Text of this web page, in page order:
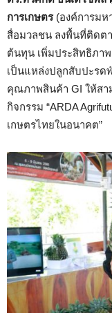
การเกษตร (องค์การม
สื่อมวลชน ลงพื้นที่ติดต
ต้นทุน เพิ่มประสิทธิภา
เป็นแหล่งปลูกสับปะรด
คุณภาพสินค้า GI ให้สา
กิจกรรม “ARDA
เกษตรไทยในอนาคต”